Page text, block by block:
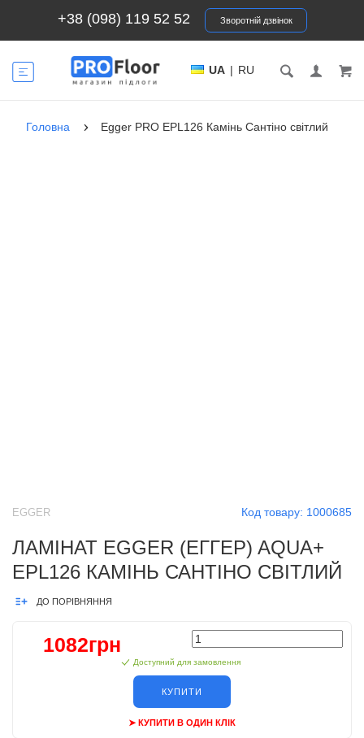
+38 (098) 119 52 52 Зворотній дзвінок
UA | RU
Головна Egger PRO EPL126 Камінь Сантіно світлий
Код товару: 1000685
EGGER
ЛАМІНАТ EGGER (ЕГГЕР) AQUA+
EPL126 КАМІНЬ САНТІНО СВІТЛИЙ
ДО ПОРІВНЯННЯ
1082грн
Доступний для замовлення
КУПИТИ
➤ КУПИТИ В ОДИН КЛІК